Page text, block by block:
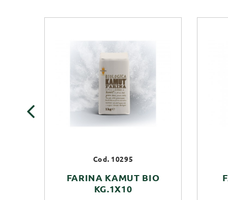
Cod. 10295
FARINA KAMUT BIO
KG.1X10